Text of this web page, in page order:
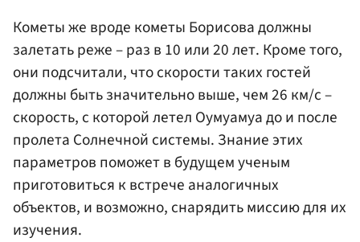
Кометы же вроде кометы Борисова должны
залетать реже – раз в 10 или 20 лет. Кроме того,
они подсчитали, что скорости таких гостей
должны быть значительно выше, чем 26 км/с –
скорость, с которой летел Оумуамуа до и после
пролета Солнечной системы. Знание этих
параметров поможет в будущем ученым
приготовиться к встрече аналогичных
объектов, и возможно, снарядить миссию для их
изучения.